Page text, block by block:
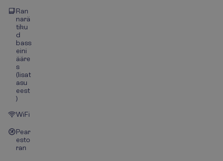
Ran
narä
tiku
d
bass
eini
ääre
s
(lisat
asu
eest
)
WiFi
Pear
esto
ran